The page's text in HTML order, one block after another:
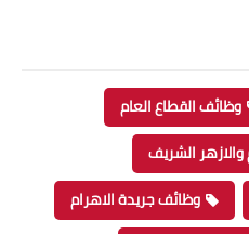
وظائف القطاع العام
والازهر الشريف
وظائف جريدة الاهرام